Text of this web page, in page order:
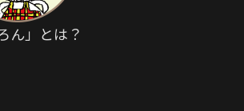
ん」とは？